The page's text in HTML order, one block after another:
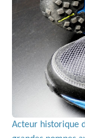
Acteur historique